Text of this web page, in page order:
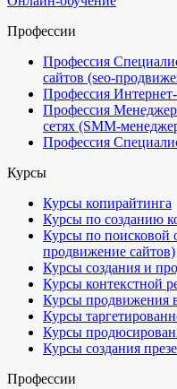
Профессии
Профессия
сайтов (seo-
Профессия
Профессия
сетях (SMM-
Профессия
Курсы
Курсы копирайтинга
Курсы по созданию
Курсы по поисковой
продвижение сайтов)
Курсы создания и
Курсы контекстной
Курсы продвижения
Курсы
Курсы
Курсы создания
Профессии